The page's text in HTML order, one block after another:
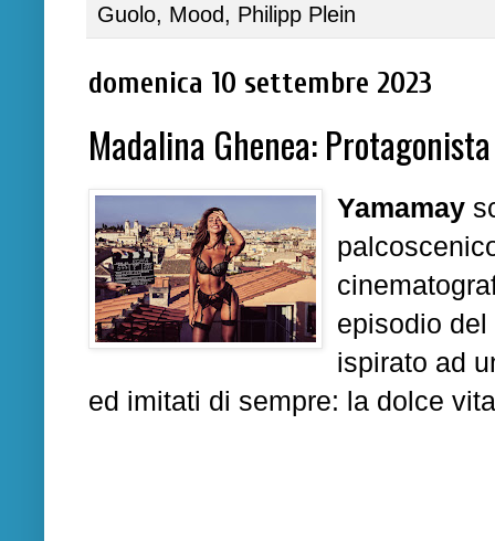
Guolo, Mood, Philipp Plein
domenica 10 settembre 2023
Madalina Ghenea:
Yamamay
episodio del
ispirato ad
ed imitati di sempre: la dolce